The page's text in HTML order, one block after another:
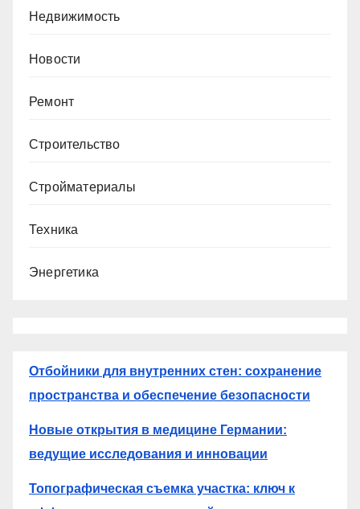
Недвижимость
Новости
Ремонт
Строительство
Стройматериалы
Техника
Энергетика
Отбойники для внутренних стен: сохранение
пространства и обеспечение безопасности
Новые открытия в медицине Германии:
ведущие исследования и инновации
Топографическая съемка участка: ключ к